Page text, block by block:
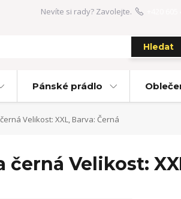
Hledat
Nevíte si rady? Zavolejte.
Pánské prádlo
Velikost: XXL, Barva: Černá
Velikost: